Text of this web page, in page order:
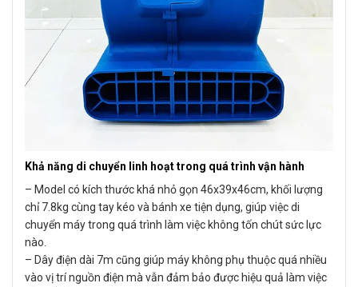
Khả năng di chuyển linh hoạt trong quá trình vận hành
– Model có kích thước khá nhỏ gọn 46x39x46cm, khối lượng
chỉ 7.8kg cùng tay kéo và bánh xe tiện dụng, giúp việc di
chuyển máy trong quá trình làm việc không tốn chút sức lực
nào.
– Dây điện dài 7m cũng giúp máy không phụ thuộc quá nhiều
vào vị trí nguồn điện mà vẫn đảm bảo được hiệu quả làm việc